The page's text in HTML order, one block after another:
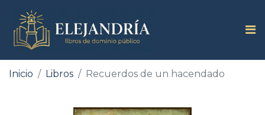
Inicio Libros Recuerdos de un hacendado